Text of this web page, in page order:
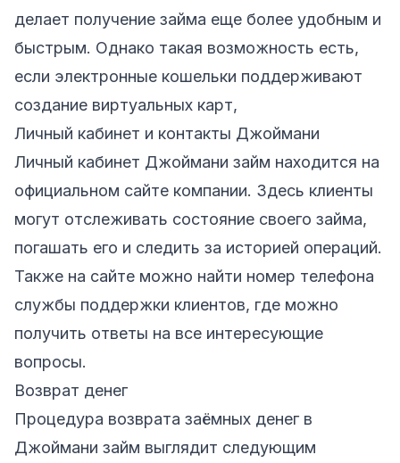
делает получение займа еще более удобным и
быстрым. Однако такая возможность есть,
если электронные кошельки поддерживают
создание виртуальных карт,
Личный кабинет и контакты Джоймани
Личный кабинет Джоймани займ находится на
официальном сайте компании. Здесь клиенты
могут отслеживать состояние своего займа,
погашать его и следить за историей операций.
Также на сайте можно найти номер телефона
службы поддержки клиентов, где можно
получить ответы на все интересующие
вопросы.
Возврат денег
Процедура возврата заёмных денег в
Джоймани займ выглядит следующим